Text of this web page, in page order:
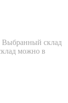
Выбранный склад
можно в